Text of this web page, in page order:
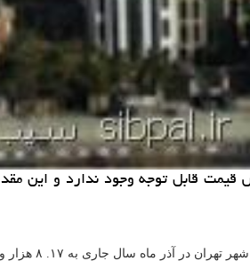
قیمت قابل توجه وجود ندارد و این
۸ هزار واحد مسكونی رسید كه نسبت به ماه مشابه سال قبل ۵۰. ۲ درصد افزایش نشان داده است.